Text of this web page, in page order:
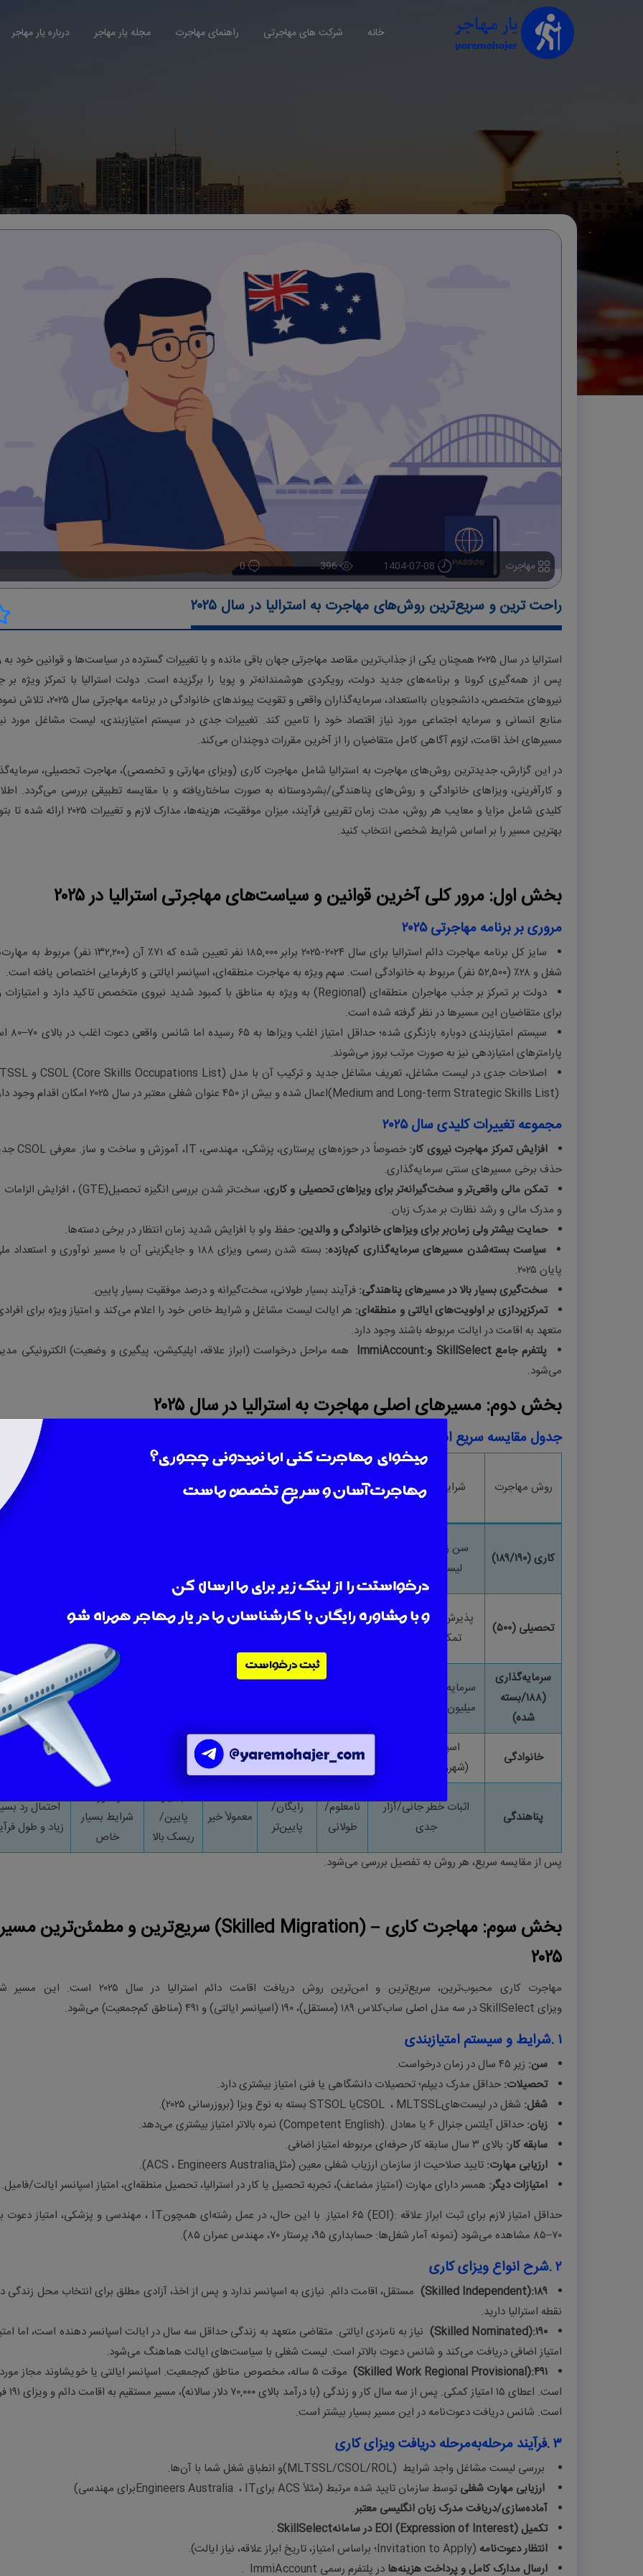
خانه شرکت های مهاجرتی راهنمای مهاجرت مجله یار مهاجر درباره یار مهاجر
مهاجرت 1404-07-08
396
0
راحت ترین و سریع‌ترین روش‌های مهاجرت به استرالیا در سال ۲۰۲۵
استرالیا در سال ۲۰۲۵ همچنان یکی از جذاب‌ترین مقاصد مهاجرتی جهان باقی مانده و با تغییرات گسترده در سیاست‌ها و قوانین خود
پس از همه‌گیری کرونا و برنامه‌های جدید دولت، رویکردی هوشمندانه‌تر و پویا را برگزیده است. دولت استرالیا با تمرکز ویژه
نیروهای متخصص، دانشجویان بااستعداد، سرمایه‌گذاران واقعی و تقویت پیوندهای خانوادگی در
منابع انسانی و سرمایه اجتماعی مورد نیاز اقتصاد خود را تامین کند. تغییرات جدی در سیستم امتیازبندی، لیست مشاغل مورد
مسیرهای اخذ اقامت، لزوم آگاهی کامل متقاضیان را از آخرین مقررات دوچندان می‌کند.
در این گزارش، جدیدترین روش‌های مهاجرت به استرالیا شامل مهاجرت کاری (ویزای مهارتی و تخصصی)، مهاجرت تحصیلی،
و کارآفرینی، ویزاهای خانوادگی و روش‌های پناهندگی/بشردوستانه به صورت ساختاریافته و با مقایسه تطبیقی بررسی می‌گردد.
کلیدی شامل مزایا و معایب هر روش، مدت زمان تقریبی فرآیند، میزان موفقیت، هزینه‌ها، مدارک لازم و
بهترین مسیر را بر اساس شرایط شخصی انتخاب کنید.
بخش اول: مرور کلی آخرین قوانین و سیاست‌های مهاجرتی استرالیا در ۲۰۲۵
مروری بر برنامه مهاجرتی ۲۰۲۵
سایز کل برنامه مهاجرت دائم استرالیا برای سال ۲۰۲۴-۲۰۲۵ برابر ۱۸۵,۰۰۰ نفر تعیین شده که ۷۱٪ آن
شغل و ۲۸٪ (۵۲,۵۰۰ نفر) مربوط به خانوادگی است. سهم ویژه به مهاجرت منطقه‌ای، اسپانسر ایالتی و کارفرمایی اختصاص یافته است
.
دولت بر تمرکز بر جذب مهاجران منطقه‌ای(Regional) به ویژه به مناطق با کمبود شدید نیروی متخصص تاکید دارد و امتیازات
برای متقاضیان این مسیرها در نظر گرفته شده است.
سیستم امتیازبندی
پارامترهای امتیازدهی نیز به صورت مرتب بروز می‌شوند.
اصلاحات جدی در لیست مشاغل، تعریف مشاغل جدید و ترکیب آن با مدل CSOL (Core Skills Occupations List) و
(Medium and Long-term Strategic Skills List)اعمال شده و بیش از ۴۵۰ عنوان شغلی معتبر در سال ۲۰۲۵ امکان اقدام وجود دارد
مجموعه تغییرات کلیدی سال ۲۰۲۵
افزایش تمرکز مهاجرت نیروی کار: خصوصاً در حوزه‌های پرستاری، پزشکی، مهندسی، IT، آموزش و ساخت و ساز. معرفی CSOL
حذف برخی مسیرهای سنتی سرمایه‌گذاری.
تمکن مالی واقعی‌تر و سخت‌گیرانه‌تر برای ویزاهای تحصیلی و کاری، سخت‌تر شدن بررسی انگیزه تحصیل(GTE)، افزایش الزامات
و مدرک مالی و رشد نظارت بر مدرک زبان.
حمایت بیشتر ولی زمان‌بر برای ویزاهای خانوادگی و والدین: حفظ ولو با افزایش شدید زمان انتظار در برخی دسته‌ها.
سیاست بسته‌شدن مسیرهای سرمایه‌گذاری کم‌بازده:
بسته شدن رسمی ویزای ۱۸۸ و جایگزینی آن با مسیر نوآوری و
پایان ۲۰۲۵
.
سخت‌گیری بسیار بالا در مسیرهای پناهندگی: فرآیند بسیار طولانی، سخت‌گیرانه و درصد موفقیت بسیار پایین.
تمرکزپردازی بر اولویت‌های ایالتی و منطقه‌ای: هر ایالت لیست مشاغل و شرایط خاص خود را اعلام می‌کند و امتیاز ویژه برای
متعهد به اقامت در ایالت مربوطه باشند وجود دارد.
پلتفرم جامع SkillSelect وImmiAccount: همه مراحل درخواست (ابراز علاقه، اپلیکیشن، پیگیری و وضعیت) الکترونیکی
می‌شود.
بخش دوم: مسیرهای اصلی مهاجرت به استرالیا در سال ۲۰۲۵
جدول مقایسه سریع انواع روش‌های مهاجرت به استرالیا
روش مهاجرت شرایط اصلی/فردی
زمان
فرآیند
هزینه کل
(دلار
استرالیا)
مدرک زبان
نرخ
موفقیت
نقطه ضعف
کاری ( ۱٨۹/۱۹۰ )
سن زیر
لیست، امتیاز≥
PTE
)
تحصیلی (۵۰۰)
پذیرش دانشگاه معتبر،
تمکن مالی، زبان
۱–۴ ماه
۲۰ ٬۰۰۰
–
۴۰
سال
(حداقل
آیلتس
بالا
فرصت‌سازی
برای اقامت
دائم
سرمایه‌گذاری
(۱۸۸/ بسته
شده)
سرمایه بالا (بیش از
میلیون)، اسپانسر ایالتی
مسیر ویژه
تعطیل؛ مسیر
جایگزین
نوآوری
خانوادگی
اسپانسر خانواده
(شهروند/مقیم دائم)
۱۲–۲۴ماه
۳٬۰۰۰ –
خیر متوسط/بالا
پیوند نزدیک
خانوادگی
زمان انتظار
پناهندگی
اثبات خطر جانی/آزار
جدی
نامعلوم/
طولانی
رایگان/
پایین‌تر
معمولاً خیر
بسیار
پایین/
ریسک بالا
در صورت
شرایط بسیار
خاص
احتمال رد
زیاد و طول
پس از مقایسه سریع، هر روش به تفصیل بررسی می‌شود.
بخش سوم: مهاجرت کاری (Skilled Migration) –سریع‌ترین و مطمئن‌ترین مسیر
۲۰۲۵
مهاجرت کاری محبوب‌ترین، سریع‌ترین و امن‌ترین روش دریافت اقامت دائم استرالیا در سال
ویزای SkillSelect در سه مدل اصلی ساب‌کلاس ۱۸۹ (مستقل)، ۱۹۰ (اسپانسر ایالتی) و ۴۹۱ (مناطق کم‌جمعیت) می‌شود .
۱.شرایط و سیستم امتیازبندی
سن: زیر ۴۵ سال در زمان درخواست
.
تحصیلات: حداقل مدرک دیپلم؛ تحصیلات دانشگاهی یا فنی امتیاز بیشتری دارد.
شغل: شغل در لیست‌هایMLTSSL ، CSOLیا STSOL بسته به نوع ویزا (بروزرسانی ۲۰۲۵)
.
زبان: حداقل آیلتس جنرال ۶ یا معادل (Competent English). نمره بالاتر امتیاز بیشتری می‌دهد.
سابقه کار: بالای ۳ سال سابقه کار حرفه‌ای مربوطه امتیاز اضافی
.
ارزیابی مهارت: تایید صلاحیت از سازمان ارزیاب شغلی معین (مثلEngineers Australia ، ACS
)
.
امتیازات دیگر: همسر دارای مهارت (امتیاز مضاعف)، تجربه تحصیل یا کار در استرالیا، تحصیل منطقه‌ای، امتیاز اسپانسر ایالت/فامیل.
حداقل امتیاز لازم برای ثبت ابراز علاقه (EOI): ۶۵ امتیاز. با این حال، در عمل رشته‌ای همچونIT ، مهندسی و پزشکی، امتیاز دعوت
۷۰–۸۵ مشاهده می‌شود (نمونه آمار شغل‌ها: حسابداری ۹۵، پرستار ۷۰، مهندس عمران ۸۵)
.
۲.شرح انواع ویزای کاری
۱۸۹(Skilled Independent): مستقل، اقامت دائم. نیازی به اسپانسر ندارد و پس از اخذ، آزادی مطلق برای انتخاب محل زندگی
نقطه استرالیا دارید.
۱۹۰(Skilled Nominated):
امتیاز اضافی دریافت می‌کند و شانس دعوت بالاتر است. لیست شغلی با سیاست‌های ایالت هماهنگ می‌شود.
۴۹۱(Skilled Work Regional Provisional):
موقت ۵ ساله، مخصوص مناطق کم‌جمعیت. اسپانسر ایالتی یا خویشاوند مجاز مورد
است. اعطای ۱۵ امتیاز کمکی. پس
است. شانس دریافت دعوت‌نامه در این مسیر بسیار بیشتر است.
۳.فرآیند مرحله‌به‌مرحله دریافت ویزای کاری
بررسی لیست مشاغل واجد شرایط (MLTSSL/CSOL/ROL)و انطباق شغل شما با آن‌ها.
ارزیابی مهارت شغلی توسط سازمان تایید شده مرتبط (مثلاً ACS برایIT ، Engineers Australiaبرای مهندسی)
آماده‌سازی/دریافت مدرک زبان انگلیسی معتبر.
تکمیل EOI (Expression of Interest)در سامانهSkillSelect
.
انتظار دعوت‌نامه (
Invitation to Apply؛ براساس امتیاز، تاریخ ابراز علاقه، نیاز ایالت).
ارسال مدارک کامل و پرداخت هزینه‌ها در پلتفرم رسمی ImmiAccount
.